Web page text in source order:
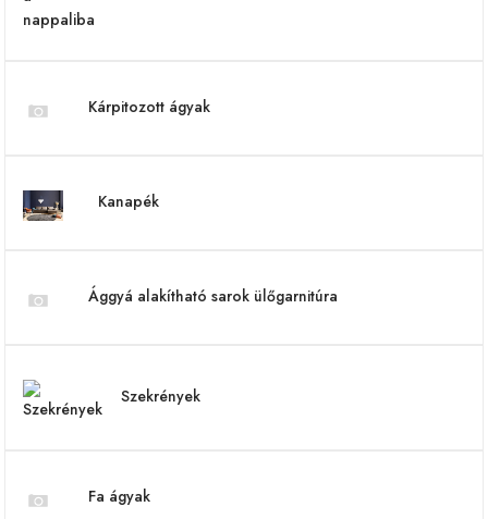
Kárpitozott ágyak
Kanapék
Ággyá alakítható sarok ülőgarnitúra
Szekrények
Fa ágyak